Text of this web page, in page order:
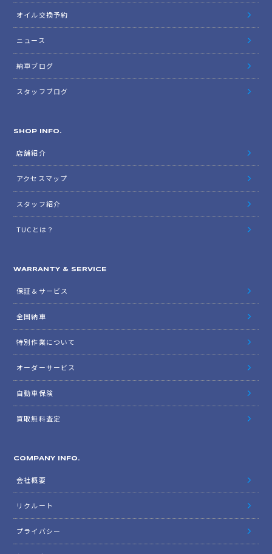
オイル交換予約
ニュース
納車ブログ
スタッフブログ
SHOP INFO.
店舗紹介
アクセスマップ
スタッフ紹介
TUCとは？
WARRANTY & SERVICE
保証＆サービス
全国納車
特別作業について
オーダーサービス
自動車保険
買取無料査定
COMPANY INFO.
会社概要
リクルート
プライバシー